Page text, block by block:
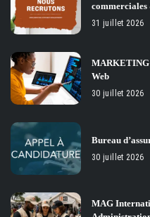
31 juillet 2026
MARKETING
Web
30 juillet 2026
Bureau
30 juillet 2026
MAG